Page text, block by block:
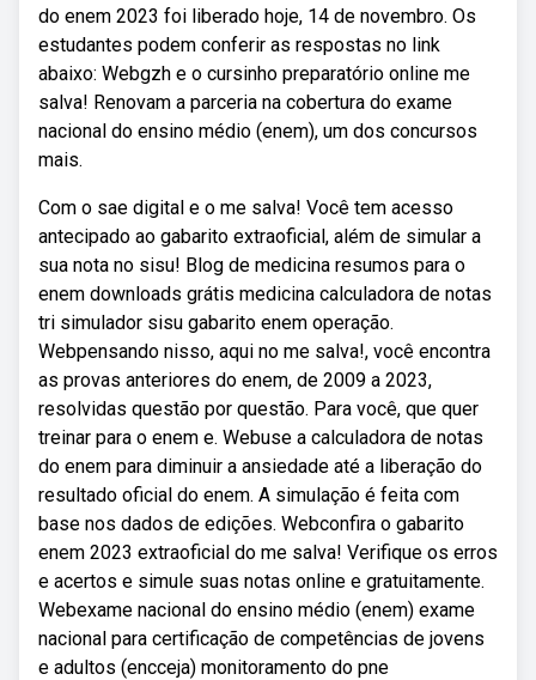
do enem 2023 foi liberado hoje, 14 de novembro. Os
estudantes podem conferir as respostas no link
abaixo: Webgzh e o cursinho preparatório online me
salva! Renovam a parceria na cobertura do exame
nacional do ensino médio (enem), um dos concursos
mais.
Com o sae digital e o me salva! Você tem acesso
antecipado ao gabarito extraoficial, além de simular a
sua nota no sisu! Blog de medicina resumos para o
enem downloads grátis medicina calculadora de notas
tri simulador sisu gabarito enem operação.
Webpensando nisso, aqui no me salva!, você encontra
as provas anteriores do enem, de 2009 a 2023,
resolvidas questão por questão. Para você, que quer
treinar para o enem e. Webuse a calculadora de notas
do enem para diminuir a ansiedade até a liberação do
resultado oficial do enem. A simulação é feita com
base nos dados de edições. Webconfira o gabarito
enem 2023 extraoficial do me salva! Verifique os erros
e acertos e simule suas notas online e gratuitamente.
Webexame nacional do ensino médio (enem) exame
nacional para certificação de competências de jovens
e adultos (encceja) monitoramento do pne